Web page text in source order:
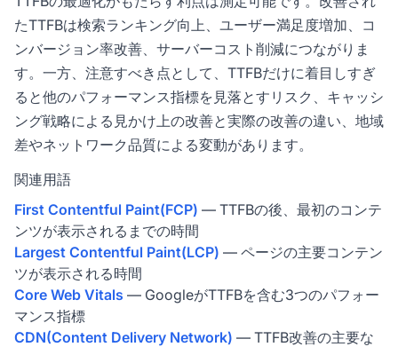
たTTFBは検索ランキング向上、ユーザー満足度増加、コ
ンバージョン率改善、サーバーコスト削減につながりま
す。一方、注意すべき点として、TTFBだけに着目しすぎ
ると他のパフォーマンス指標を見落とすリスク、キャッシ
ング戦略による見かけ上の改善と実際の改善の違い、地域
差やネットワーク品質による変動があります。
関連用語
First Contentful Paint(FCP) — TTFBの後、最初のコンテ
ンツが表示されるまでの時間
Largest Contentful Paint(LCP) — ページの主要コンテン
ツが表示される時間
Core Web Vitals — GoogleがTTFBを含む3つのパフォー
マンス指標
CDN(Content Delivery Network) — TTFB改善の主要な